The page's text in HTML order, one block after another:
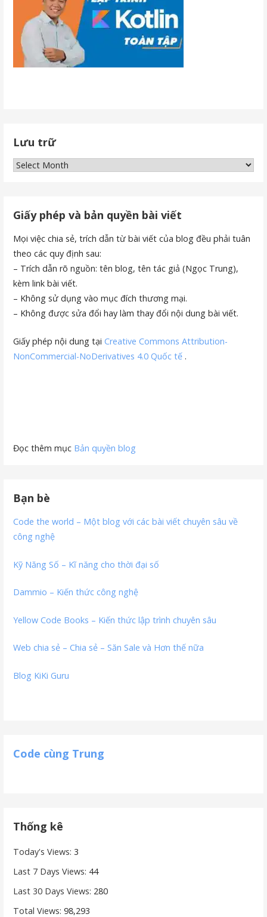
Lưu trữ
Lưu
Giấy phép và bản quyền bài viết
Mọi việc chia sẻ, trích dẫn từ bài viết của blog đều phải tuân
theo các quy định sau:
– Trích dẫn rõ nguồn: tên blog, tên tác giả (Ngọc Trung),
kèm link bài viết.
– Không sử dụng vào mục đích thương mại.
– Không được sửa đổi hay làm thay đổi nội dung bài viết.
Giấy phép nội dung tạiCreative Commons Attribution-
NonCommercial-NoDerivatives 4.0 Quốc tế .
Đọc thêm mục Bản quyền blog
Bạn bè
Code the world – Một blog với các bài viết chuyên sâu về
công nghệ
Kỹ Năng Số – Kĩ năng cho thời đại số
Dammio – Kiến thức công nghệ
Yellow Code Books – Kiến thức lập trình chuyên sâu
Web chia sẻ – Chia sẻ – Săn Sale và Hơn thế nữa
Blog KiKi Guru
Code cùng Trung
Thống kê
Today's Views:3
Last 7 Days Views: 44
Last 30 Days Views: 280
Total Views:98,293